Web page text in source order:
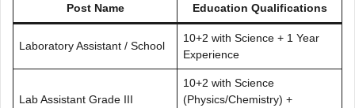
Post Name Education Qualifications
Laboratory Assistant / School
10+2 with Science + 1 Year
Experience
Lab Assistant Grade III
10+2 with Science
(Physics/Chemistry) +